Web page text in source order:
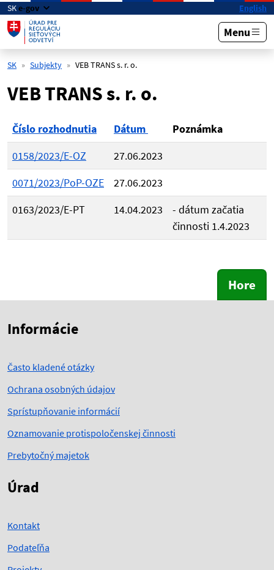
Preskočiť na hlavný obsah
SKe-gov English
Menu
SK Subjekty VEB TRANS s. r. o.
VEB TRANS s. r. o.
Číslo rozhodnutia Dátum
Poznámka
0158/2023/E-OZ
27.06.2023
0071/2023/PoP-OZE
27.06.2023
0163/2023/E-PT
14.04.2023
- dátum začatia
činnosti 1.4.2023
Hore
Informácie
Často kladené otázky
Ochrana osobných údajov
Sprístupňovanie informácií
Oznamovanie protispoločenskej činnosti
Prebytočný majetok
Úrad
Kontakt
Podateľňa